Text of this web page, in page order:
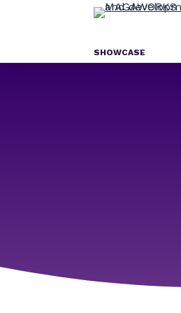
SHOWCASE